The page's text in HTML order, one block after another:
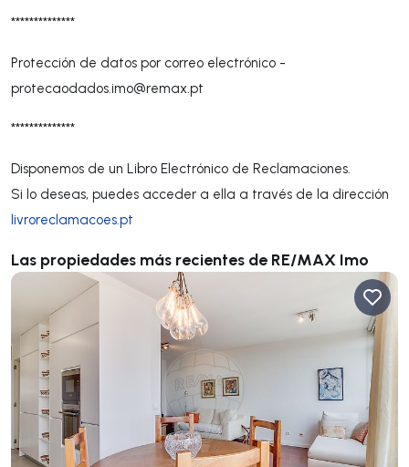
**************
Protección de datos por correo electrónico -
protecaodados.imo@remax.pt
**************
Disponemos de un Libro Electrónico de Reclamaciones.
Si lo deseas, puedes acceder a ella a través de la dirección
livroreclamacoes.pt
Las propiedades más recientes de RE/MAX Imo